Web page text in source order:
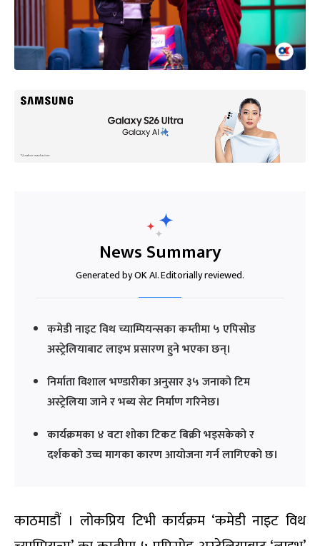
News Summary
Generated by OK AI. Editorially reviewed.
कमेडी नाइट विथ च्याम्पियन्सका कम्तीमा ५ एपिसोड
अस्ट्रेलियाबाट लाइभ प्रसारण हुने भएका छन्।
निर्माता विशाल भण्डारीका अनुसार ३५ जनाको टिम
अस्ट्रेलिया जाने र भब्य सेट निर्माण गरिनेछ।
कार्यक्रमका ४ वटा शोका टिकट बिक्री भइसकेको र
दर्शकको उच्च मागका कारण आयोजना गर्न लागिएको छ।
काठमाडौं । लोकप्रिय टिभी कार्यक्रम ‘कमेडी नाइट विथ